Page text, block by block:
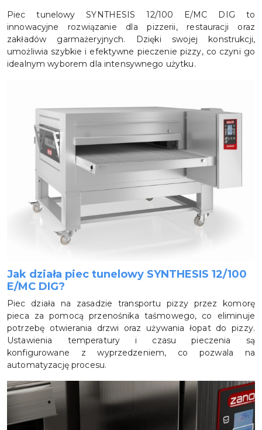
Piec tunelowy SYNTHESIS 12/100 E/MC DIG to
innowacyjne rozwiązanie dla pizzerii, restauracji oraz
zakładów garmażeryjnych. Dzięki swojej konstrukcji,
umożliwia szybkie i efektywne pieczenie pizzy, co czyni go
idealnym wyborem dla intensywnego użytku.
Jak działa piec tunelowy SYNTHESIS 12/100
E/MC DIG?
Piec działa na zasadzie transportu pizzy przez komorę
pieca za pomocą przenośnika taśmowego, co eliminuje
potrzebę otwierania drzwi oraz używania łopat do pizzy.
Ustawienia temperatury i czasu pieczenia są
konfigurowane z wyprzedzeniem, co pozwala na
automatyzację procesu.